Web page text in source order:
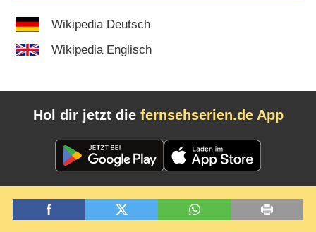
Wikipedia Deutsch
Wikipedia Englisch
Hol dir jetzt die fernsehserien.de App